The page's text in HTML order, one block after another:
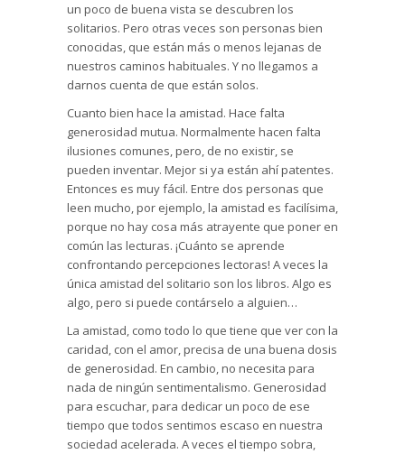
un poco de buena vista se descubren los
solitarios. Pero otras veces son personas bien
conocidas, que están más o menos lejanas de
nuestros caminos habituales. Y no llegamos a
darnos cuenta de que están solos.
Cuanto bien hace la amistad. Hace falta
generosidad mutua. Normalmente hacen falta
ilusiones comunes, pero, de no existir, se
pueden inventar. Mejor si ya están ahí patentes.
Entonces es muy fácil. Entre dos personas que
leen mucho, por ejemplo, la amistad es facilísima,
porque no hay cosa más atrayente que poner en
común las lecturas. ¡Cuánto se aprende
confrontando percepciones lectoras! A veces la
única amistad del solitario son los libros. Algo es
algo, pero si puede contárselo a alguien…
La amistad, como todo lo que tiene que ver con la
caridad, con el amor, precisa de una buena dosis
de generosidad. En cambio, no necesita para
nada de ningún sentimentalismo. Generosidad
para escuchar, para dedicar un poco de ese
tiempo que todos sentimos escaso en nuestra
sociedad acelerada. A veces el tiempo sobra,